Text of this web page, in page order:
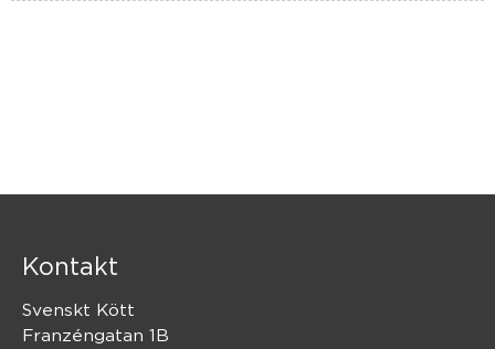
Kontakt
Svenskt Kött
Franzéngatan 1B